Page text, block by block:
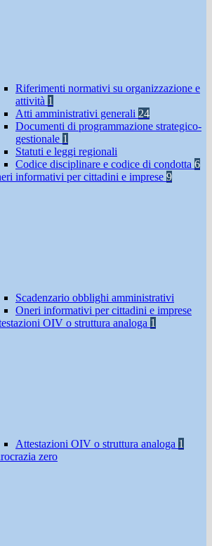
Riferimenti normativi su organizzazione e
attività 1
Atti amministrativi generali 24
Documenti di programmazione strategico-
gestionale 1
Statuti e leggi regionali
Codice disciplinare e codice di condotta 6
informativi per cittadini e imprese 9
Scadenzario obblighi amministrativi
Oneri informativi per cittadini e imprese
OIV o struttura analoga 1
Attestazioni OIV o struttura analoga 1
zero